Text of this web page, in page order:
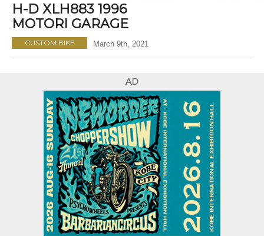
H-D XLH883 1996
MOTORI GARAGE
CUSTOM BIKE March 9th, 2021
AD